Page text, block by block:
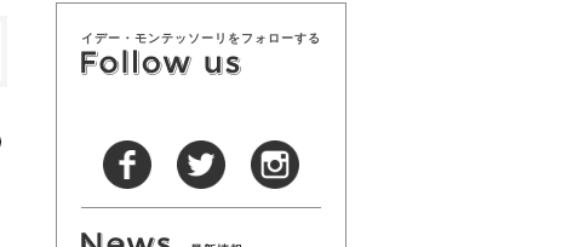
イデー・モンテッソーリをフォローする